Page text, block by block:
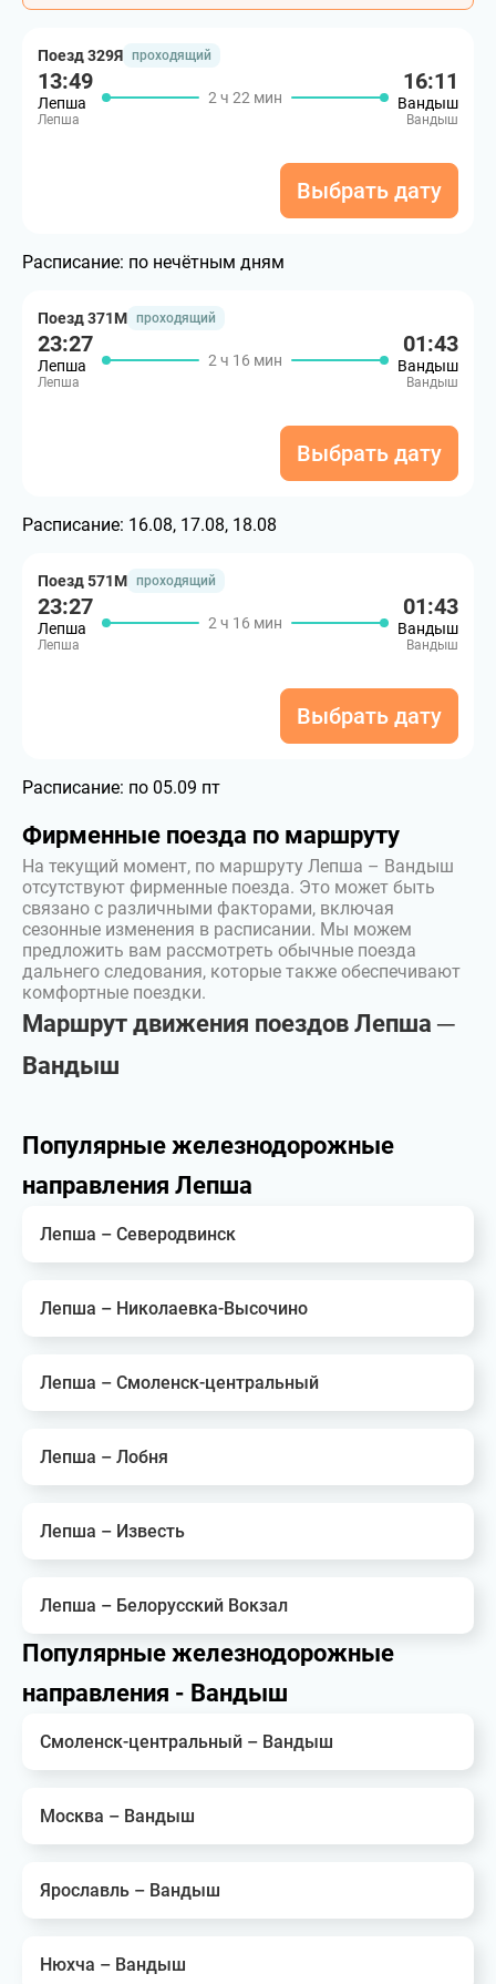
Поезд 329Я проходящий
13:49
Лепша
Лепша
2 ч 22 мин
16:11
Вандыш
Вандыш
Выбрать дату
Расписание: по нечётным дням
Поезд 371М проходящий
23:27
Лепша
Лепша
2 ч 16 мин
01:43
Вандыш
Вандыш
Выбрать дату
Расписание: 16.08, 17.08, 18.08
Поезд 571М проходящий
23:27
Лепша
Лепша
2 ч 16 мин
01:43
Вандыш
Вандыш
Выбрать дату
Расписание: по 05.09 пт
Фирменные поезда по маршруту
На текущий момент, по маршруту Лепша – Вандыш
отсутствуют фирменные поезда. Это может быть
связано с различными факторами, включая
сезонные изменения в расписании. Мы можем
предложить вам рассмотреть обычные поезда
дальнего следования, которые также обеспечивают
комфортные поездки.
Маршрут движения поездов Лепша ─
Вандыш
Популярные железнодорожные
направления Лепша
Лепша – Северодвинск
Лепша – Николаевка-Высочино
Лепша – Смоленск-центральный
Лепша – Лобня
Лепша – Известь
Лепша – Белорусский Вокзал
Популярные железнодорожные
направления - Вандыш
Смоленск-центральный – Вандыш
Москва – Вандыш
Ярославль – Вандыш
Нюхча – Вандыш